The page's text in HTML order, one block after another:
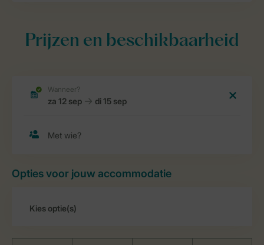
Prijzen en beschikbaarheid
Opties voor jouw accommodatie